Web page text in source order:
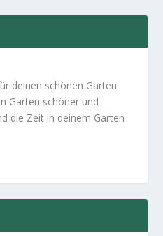
deinen schönen Garten.
Garten schöner und
die Zeit in deinem Garten